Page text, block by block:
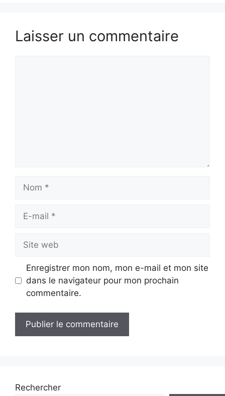
Laisser un commentaire
Nom
Site
web
Enregistrer mon nom, mon e-mail et mon site
dans le navigateur pour mon prochain
commentaire.
Rechercher